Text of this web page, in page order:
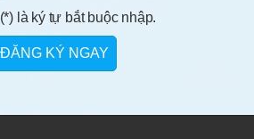
(*) là ký tự bắt buộc nhập.